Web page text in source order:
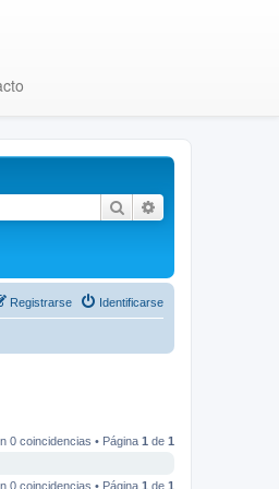
Buscar
Identificarse
Registrarse
0 coincidencias • Página 1 de 1
0 coincidencias • Página 1 de 1